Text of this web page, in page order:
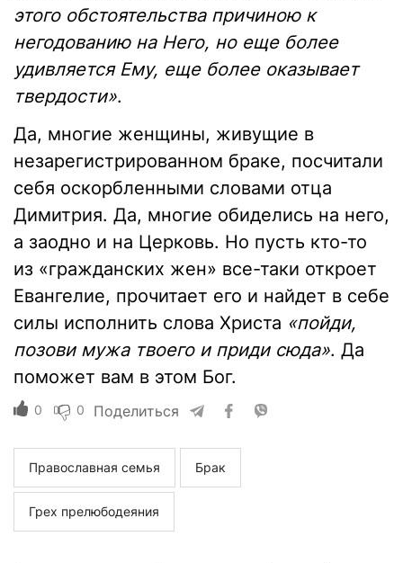
этого обстоятельства причиною к
негодованию на Него, но еще более
удивляется Ему, еще более оказывает
твердости».
Да, многие женщины, живущие в
незарегистрированном браке, посчитали
себя оскорбленными словами отца
Димитрия. Да, многие обиделись на него,
а заодно и на Церковь. Но пусть кто-то
из «гражданских жен» все-таки откроет
Евангелие, прочитает его и найдет в себе
силы исполнить слова Христа «пойди,
позови мужа твоего и приди сюда». Да
поможет вам в этом Бог.
0 0 Поделиться
Православная семья Брак
Грех прелюбодеяния